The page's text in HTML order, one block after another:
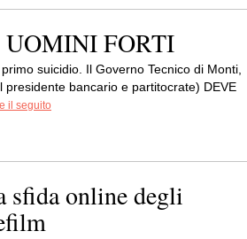
UOMINI FORTI
suicidio. Il Governo Tecnico di Monti,
presidente bancario e partitocrate) DEVE
il seguito
sfida online degli